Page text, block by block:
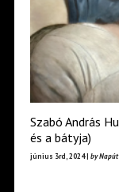
Szabó András
és a bátyja)
június 3rd, 2024 | by Napút